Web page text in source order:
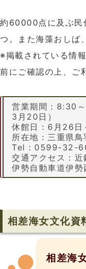
約60000点に及ぶ民
つ。また海藻おしば
※掲載されている情
前にご確認の上、ご
営業期間：8:30
3月20日）
休館日：6月26
所在地：三重県
Tel：0599-32-
交通アクセス：
伊勢自動車道伊
相差海女文化資
相差海